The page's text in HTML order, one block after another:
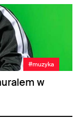
#muzyka
w